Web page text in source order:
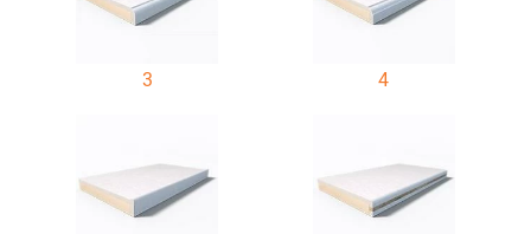
3 4